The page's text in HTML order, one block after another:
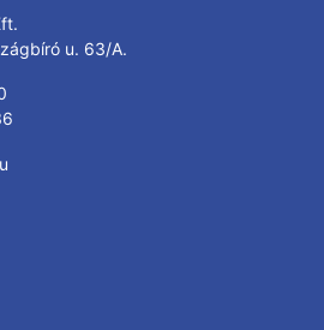
u. 63/A.